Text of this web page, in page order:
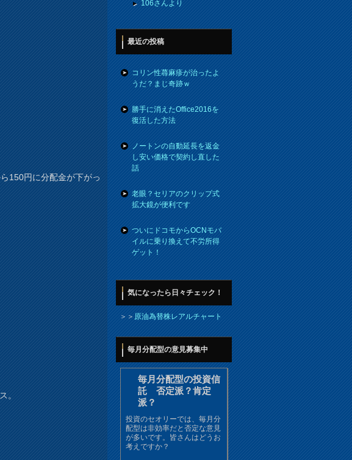
150円に分配金が下がっ
。
106さんより
最近の投稿
コリン性蕁麻疹が治ったよ
うだ？まじ奇跡ｗ
勝手に消えたOffice2016を
復活した方法
ノートンの自動延長を返金
し安い価格で契約し直した
話
老眼？セリアのクリップ式
拡大鏡が便利です
ついにドコモからOCNモバ
イルに乗り換えて不労所得
ゲット！
気になったら日々チェック！
＞＞原油為替株レアルチャート
毎月分配型の意見募集中
毎月分配型の投資信
託 否定派？肯定
派？
投資のセオリーでは、毎月分
配型は非効率だと否定な意見
が多いです。皆さんはどうお
考えですか？